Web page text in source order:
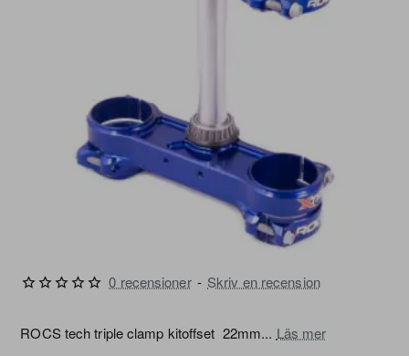
Slut i lager
ROCS tech triple clamp kitoffset 22mm... Läs mer
0 recensioner - Skriv en recension